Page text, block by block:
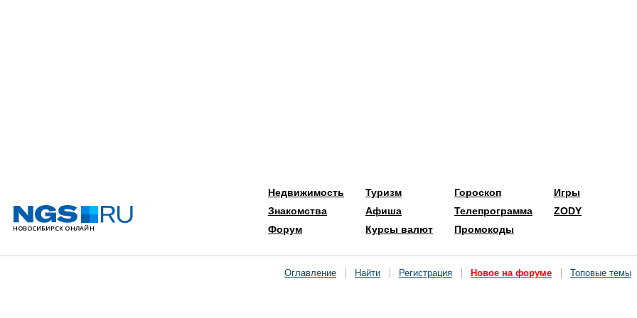
Недвижимость
Знакомства
Форум
Туризм
Афиша
Курсы валют
Гороскоп
Телепрограмма
Промокоды
Игры
ZODY
Оглавление Найти Регистрация Новое на форуме Топовые темы